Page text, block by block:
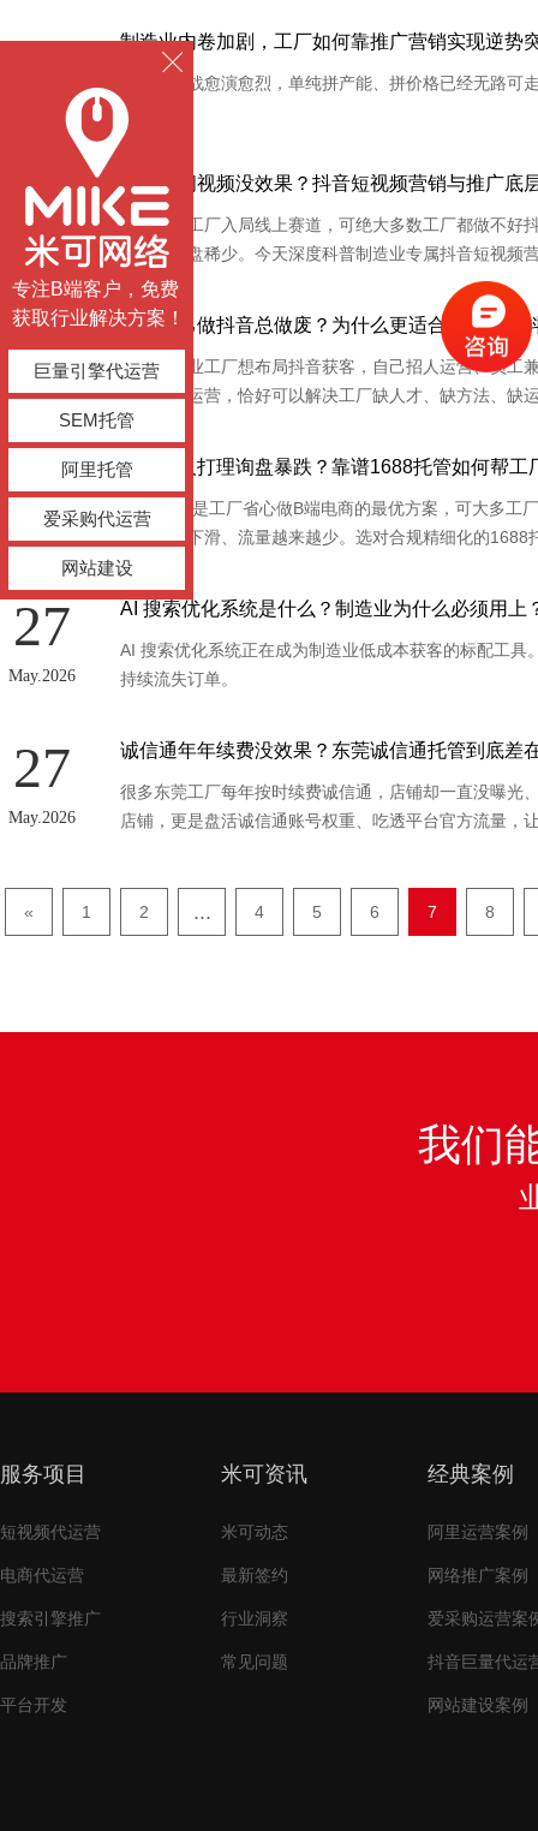
29
May.2026
制造业内卷加剧，工厂如何靠推广营销实现逆势
行业价格战愈演愈烈，单纯拼产能、拼价格已经无路
路。
28
May.2026
只发车间视频没效果？抖音短视频营销与推广底
越来越多工厂入局线上赛道，可绝大多数工厂都做不好
惨淡、询盘稀少。今天深度科普制造业专属抖音短视频
28
May.2026
工厂自己做抖音总做废？为什么更适合选择专业
很多制造业工厂想布局抖音获客，自己招人运营、员工
业抖音代运营，恰好可以解决工厂缺人才、缺方法、缺
27 店铺没人打理询盘暴跌？靠谱1688托管如何帮工
1688托管是工厂省心做B端电商的最优方案，可大多工
店铺权重下滑、流量越来越少。选对合规精细化的
27
May.2026
AI 搜索优化系统是什么？制造业为什么必须用上
AI 搜索优化系统正在成为制造业低成本获客的标配工
持续流失订单。
27
May.2026
诚信通年年续费没效果？东莞诚信通托管到底差
很多东莞工厂每年按时续费诚信通，店铺却一直没曝光
店铺，更是盘活诚信通账号权重、吃透平台官方流量，
« 1 2 ... 4 5 6 7 8
我们
专注B端客户，免费
获取行业解决方案！
巨量引擎代运营
SEM托管
阿里托管
爱采购代运营
网站建设
服务项目
短视频代运营
电商代运营
搜索引擎推广
品牌推广
平台开发
米可资讯
米可动态
最新签约
行业洞察
常见问题
经典案例
阿里运营案例
网络推广案例
爱采购运营案
抖音巨量代运
网站建设案例